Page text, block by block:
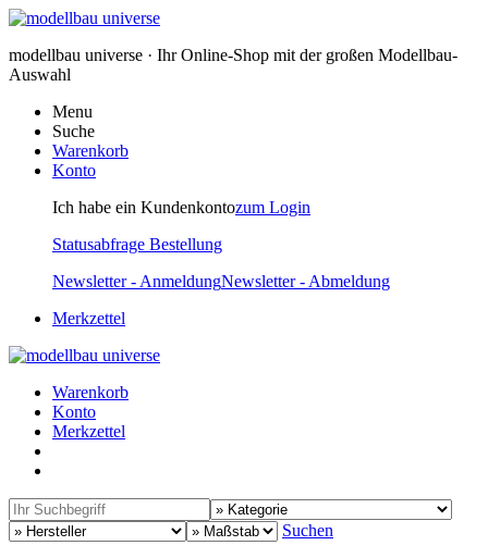
modellbau universe · Ihr Online-Shop mit der großen Modellbau-
Auswahl
Menu
Suche
Warenkorb
Konto
Ich habe ein Kundenkontozum Login
Statusabfrage Bestellung
Newsletter - AnmeldungNewsletter - Abmeldung
Merkzettel
Warenkorb
Konto
Merkzettel
Suchen